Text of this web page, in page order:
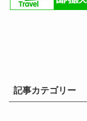
記事カテゴリー